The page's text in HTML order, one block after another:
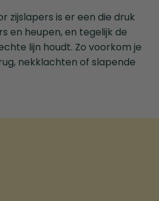
zijslapers is er een die druk
en heupen, en tegelijk de
lijn houdt. Zo voorkom je
nekklachten of slapende